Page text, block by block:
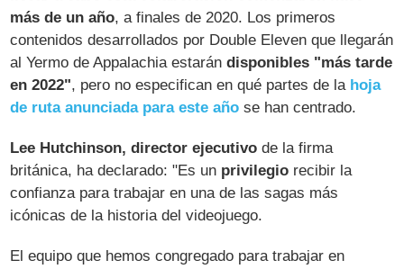
más de un año, a finales de 2020. Los primeros
contenidos desarrollados por Double Eleven que llegarán
al Yermo de Appalachia estarándisponibles "más tarde
en 2022", pero no especifican en qué partes de la hoja
de ruta anunciada para este año se han centrado.
Lee Hutchinson, director ejecutivo de la firma
británica, ha declarado: "Es un privilegio recibir la
confianza para trabajar en una de las sagas más
icónicas de la historia del videojuego.
El equipo que hemos congregado para trabajar en